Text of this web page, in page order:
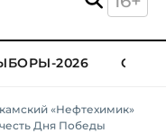
2026
«Нефтехимик»
Дня Победы